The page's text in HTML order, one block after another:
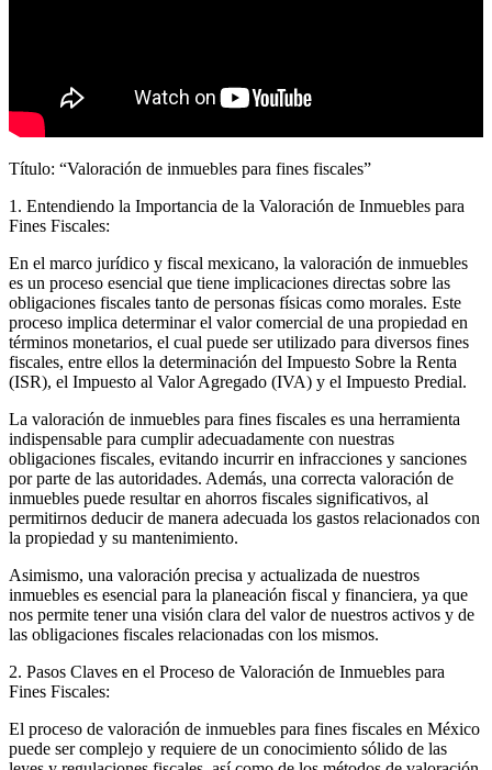
Título: “Valoración de inmuebles para fines fiscales”
1. Entendiendo la Importancia de la Valoración de Inmuebles para
Fines Fiscales:
En el marco jurídico y fiscal mexicano, la valoración de inmuebles
es un proceso esencial que tiene implicaciones directas sobre las
obligaciones fiscales tanto de personas físicas como morales. Este
proceso implica determinar el valor comercial de una propiedad en
términos monetarios, el cual puede ser utilizado para diversos fines
fiscales, entre ellos la determinación del Impuesto Sobre la Renta
(ISR), el Impuesto al Valor Agregado (IVA) y el Impuesto Predial.
La valoración de inmuebles para fines fiscales es una herramienta
indispensable para cumplir adecuadamente con nuestras
obligaciones fiscales, evitando incurrir en infracciones y sanciones
por parte de las autoridades. Además, una correcta valoración de
inmuebles puede resultar en ahorros fiscales significativos, al
permitirnos deducir de manera adecuada los gastos relacionados con
la propiedad y su mantenimiento.
Asimismo, una valoración precisa y actualizada de nuestros
inmuebles es esencial para la planeación fiscal y financiera, ya que
nos permite tener una visión clara del valor de nuestros activos y de
las obligaciones fiscales relacionadas con los mismos.
2. Pasos Claves en el Proceso de Valoración de Inmuebles para
Fines Fiscales:
El proceso de valoración de inmuebles para fines fiscales en México
puede ser complejo y requiere de un conocimiento sólido de las